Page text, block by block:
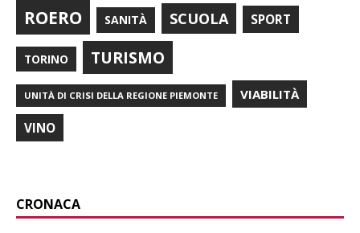
ROERO SANITÀ SCUOLA SPORT
TORINO TURISMO
UNITÀ DI CRISI DELLA REGIONE PIEMONTE VIABILITÀ
VINO
CRONACA